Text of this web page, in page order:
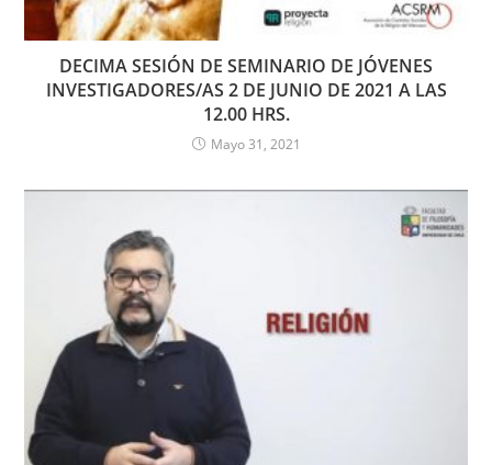
DECIMA SESIÓN DE SEMINARIO DE JÓVENES
INVESTIGADORES/AS 2 DE JUNIO DE 2021 A LAS
12.00 HRS.
Mayo 31, 2021